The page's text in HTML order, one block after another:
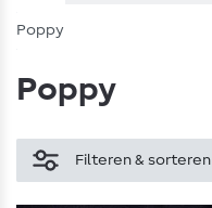
Poppy
Poppy
Filteren & sorteren